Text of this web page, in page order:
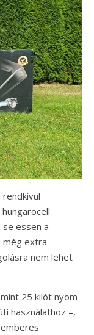
essen a
még extra
nem lehet
25 kilót nyom
használathoz –,